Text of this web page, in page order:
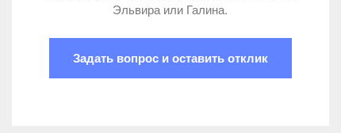
Эльвира или Галина.
Задать вопрос и оставить отклик